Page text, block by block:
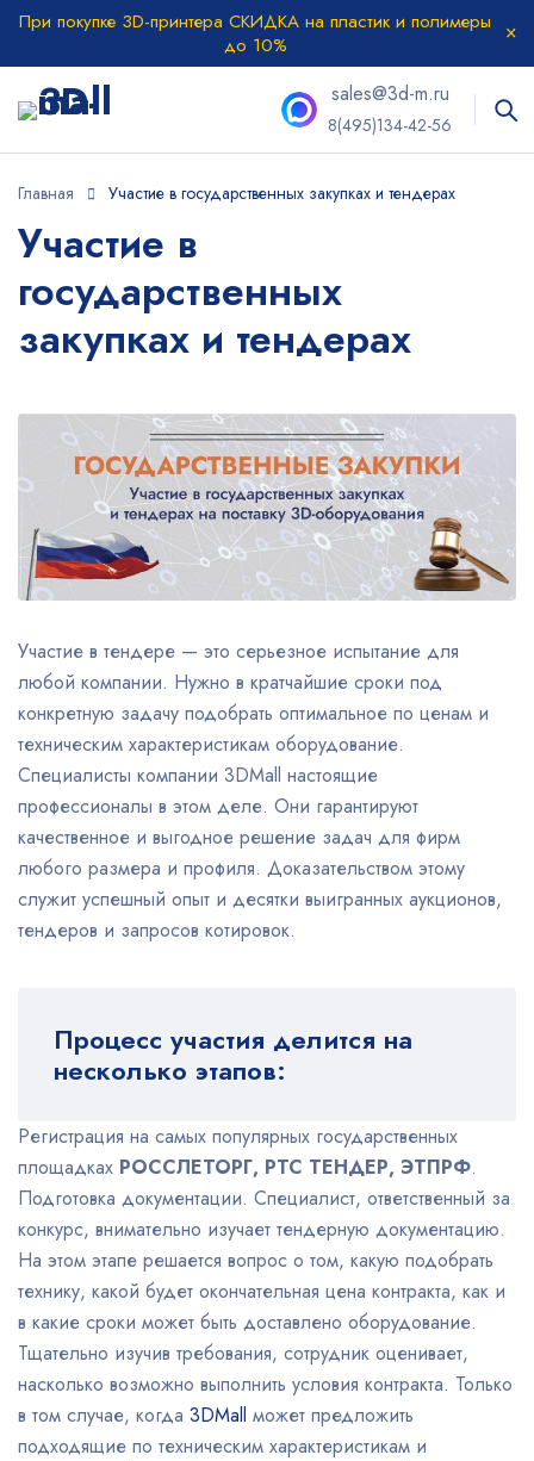
При покупке 3D-принтера СКИДКА на пластик и полимеры
до 10%
sales@3d-m.ru
8(495)134-42-56
Главная Участие в государственных закупках и тендерах
Участие в
государственных
закупках и тендерах
Участие в тендере — это серьезное испытание для
любой компании. Нужно в кратчайшие сроки под
конкретную задачу подобрать оптимальное по ценам и
техническим характеристикам оборудование.
Специалисты компании 3DMall настоящие
профессионалы в этом деле. Они гарантируют
качественное и выгодное решение задач для фирм
любого размера и профиля. Доказательством этому
служит успешный опыт и десятки выигранных аукционов,
тендеров и запросов котировок.
Процесс участия делится на
несколько этапов:
Регистрация на самых популярных государственных
площадках РОССЛЕТОРГ, РТС ТЕНДЕР, ЭТПРФ.
Подготовка документации. Специалист, ответственный за
конкурс, внимательно изучает тендерную документацию.
На этом этапе решается вопрос о том, какую подобрать
технику, какой будет окончательная цена контракта, как и
в какие сроки может быть доставлено оборудование.
Тщательно изучив требования, сотрудник оценивает,
насколько возможно выполнить условия контракта. Только
в том случае, когда 3DMall может предложить
подходящие по техническим характеристикам и